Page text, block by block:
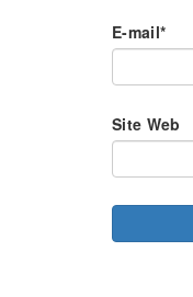
E-mail*
Site Web